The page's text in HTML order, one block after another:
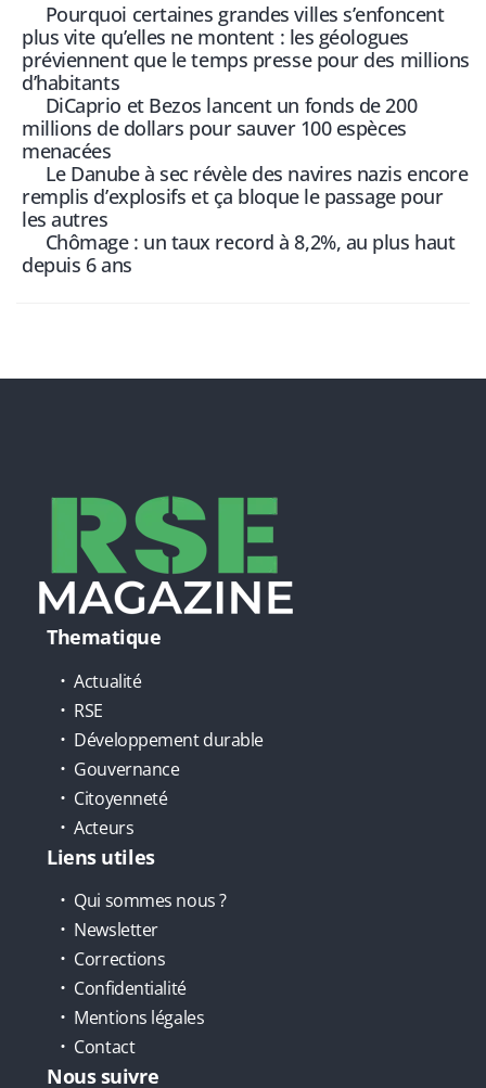
Pourquoi certaines grandes villes s’enfoncent
plus vite qu’elles ne montent : les géologues
préviennent que le temps presse pour des millions
d’habitants
DiCaprio et Bezos lancent un fonds de 200
millions de dollars pour sauver 100 espèces
menacées
Le Danube à sec révèle des navires nazis encore
remplis d’explosifs et ça bloque le passage pour
les autres
Chômage : un taux record à 8,2%, au plus haut
depuis 6 ans
Thematique
Actualité
RSE
Développement durable
Gouvernance
Citoyenneté
Acteurs
Liens utiles
Qui sommes nous ?
Newsletter
Corrections
Confidentialité
Mentions légales
Contact
Nous suivre